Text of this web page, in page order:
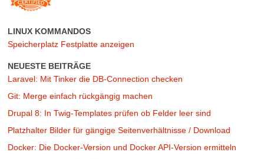
LINUX KOMMANDOS
Speicherplatz Festplatte anzeigen
NEUESTE BEITRÄGE
Laravel: Mit Tinker die DB-Connection checken
Git: Merge einfach rückgängig machen
Drupal 8: In Twig-Templates prüfen ob Felder leer sind
Platzhalter Bilder für gängige Seitenverhältnisse / Download
Docker: Die Docker-Version und Docker API-Version ermitteln